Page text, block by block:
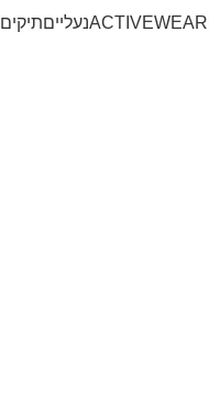
ACTIVEWEARנעלייםתיקים